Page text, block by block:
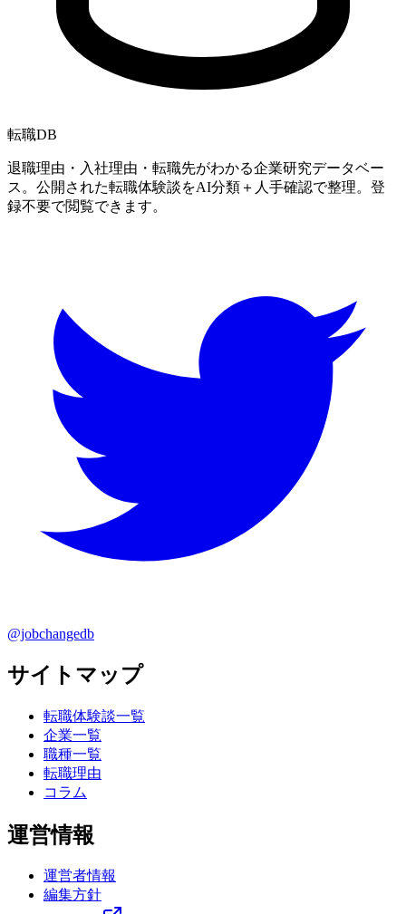
転職DB
退職理由・入社理由・転職先がわかる企業研究データベー
ス。公開された転職体験談をAI分類＋人手確認で整理。登
録不要で閲覧できます。
@jobchangedb
サイトマップ
転職体験談一覧
企業一覧
職種一覧
転職理由
コラム
運営情報
運営者情報
編集方針